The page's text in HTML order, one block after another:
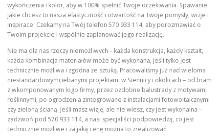
wykończenia i kolor, aby w 100% spełnić Twoje oczekiwania. Spawanie
jakie chcesz to nasza elastyczność i otwartość na Twoje pomysły, wizje i
inspirace. Czekamy na Twój telefon 570 933 114, aby porozmawiać o
Twoim projekcie i wspólnie zaplanować jego realizację.
Nie ma dla nas rzeczy niemożliwych – każda konstrukcja, każdy kształt,
każda kombinacja materiałów może być wykonana, jeśli tylko jest
technicznie możliwa i zgodna ze sztuką. Pracowaliśmy już nad wieloma
niestandardowymi,iebanymi projektami w Siennicy i okolicach – od bram
z wkomponowanym logo firmy, przez ozdobne balustrady z motywami
roślinnymi, po ogrodzenia zintegrowane z instalacjami fotowoltaicznymi
czy zieloną ścianą. Jeśli masz wizję, ale nie wiesz, czy jest wykonalna –
zadzwoń pod 570 933 114, a nasi specjaliści podpowiedzą, co jest
technicznie możliwe i za jaką cenę można to zrealizować.